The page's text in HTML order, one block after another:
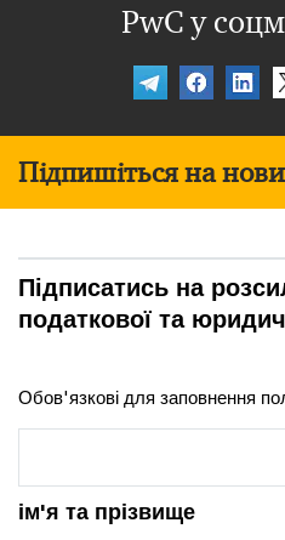
PwC у
Підпишіться на
Підписатись на
податкової та
Обов'язкові для заповнення
ім'я та прізвище